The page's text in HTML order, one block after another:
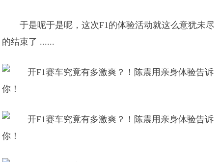
于是呢于是呢，这次F1的体验活动就这么意犹未尽
的结束了 ......